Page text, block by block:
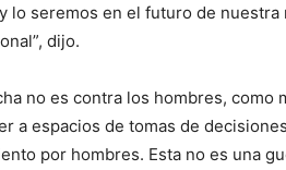
lo seremos en el futuro de nuestra
dijo.
no es contra los hombres, como
a espacios de tomas de
por hombres. Esta no es una